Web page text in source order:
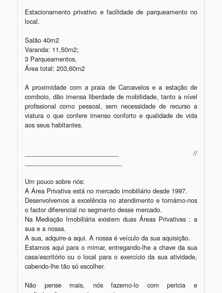
Estacionamento privativo e facilidade de parqueamento no
local.
Salão 40m2
Varanda: 11,50m2;
3 Parqueamentos,
Área total: 203,60m2
A proximidade com a praia de Carcavelos e a estação de
comboio, dão imensa liberdade de mobilidade, tanto a nível
profissional como pessoal, sem necessidade de recurso a
viatura o que confere imenso conforto e qualidade de vida
aos seus habitantes.
___________________________  //
Um pouco sobre nós:
A Área Privativa está no mercado imobiliário desde 1997.
Desenvolvemos a excelência no atendimento e tornámo-nos
o factor diferencial no segmento desse mercado.
Na Mediação Imobiliária existem duas Áreas Privativas : a
sua e a nossa.
A sua, adquire-a aqui. A nossa é veículo da sua aquisição.
Estamos aqui para o mimar, entregando-lhe a chave da sua
casa/escritório ou o local para o exercício da sua atividade,
cabendo-lhe tão só escolher.
Não pense mais, nós fazemo-lo com pericia e